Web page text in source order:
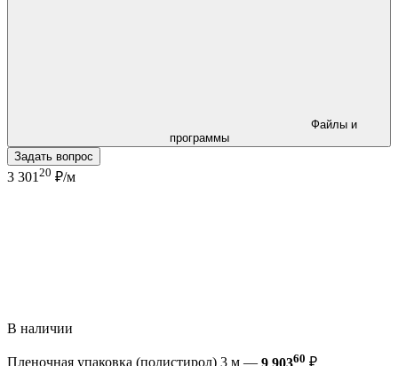
программы
Задать вопрос
3 301 20 ₽/м
В наличии
Пленочная упаковка (полистирол) 3 м — 9 90360 ₽